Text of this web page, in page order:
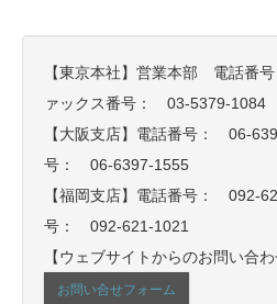
【東京本社】営業本部 電話
ァックス番号： 03-5379-1084
【大阪支店】電話番号：
号： 06‐6397‐1555
【福岡支店】電話番号： 092-
号： 092-621-1021
【ウェブサイトからのお問い合わ
お問い合せフォーム